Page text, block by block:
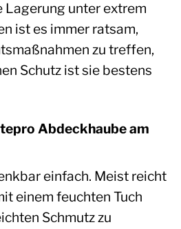
Lagerung unter extrem
ist es immer ratsam,
zu treffen,
Schutz ist sie bestens
Abdeckhaube am
einfach. Meist reicht
einem feuchten Tuch
Schmutz zu